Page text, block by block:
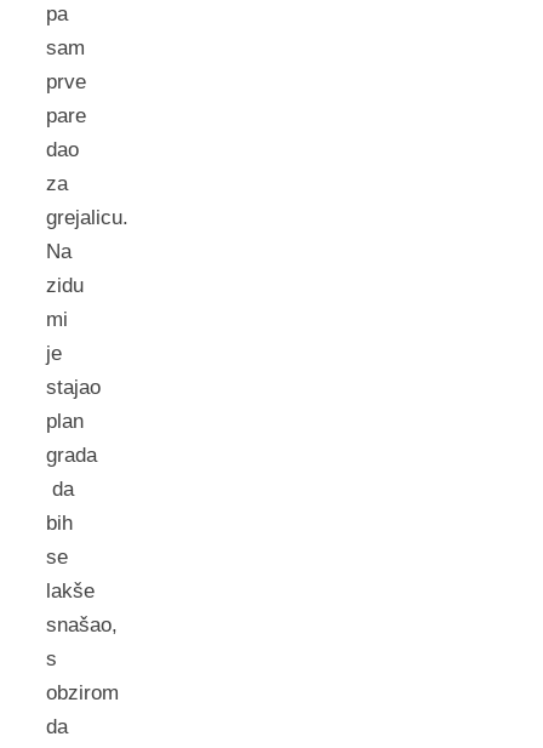
pa
sam
prve
pare
dao
za
grejalicu.
Na
zidu
mi
je
stajao
plan
grada
da
bih
se
lakše
snašao,
s
obzirom
da